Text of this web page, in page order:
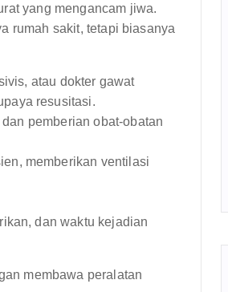
yang mengancam jiwa.
rumah sakit, tetapi biasanya
atau dokter gawat
resusitasi.
pemberian obat-obatan
memberikan ventilasi
dan waktu kejadian
membawa peralatan